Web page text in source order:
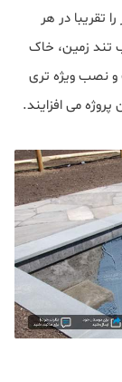
تقریبا در هر
تند زمین، خاک
نصب ویژه تری
می افزایند.